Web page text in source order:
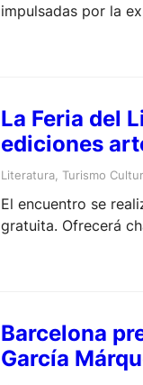
impulsadas por la
La Feria del
ediciones
Literatura Turismo
El encuentro se
gratuita. Ofrecerá
Barcelona
García